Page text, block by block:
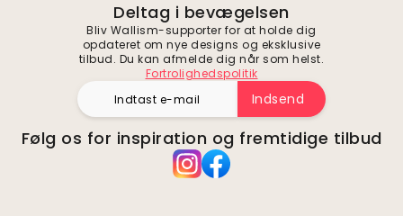
Deltag i bevægelsen
Bliv Wallism-supporter for at holde dig
opdateret om nye designs og eksklusive
tilbud. Du kan afmelde dig når som helst.
Fortrolighedspolitik
Indsend
Følg os for inspiration og fremtidige tilbud